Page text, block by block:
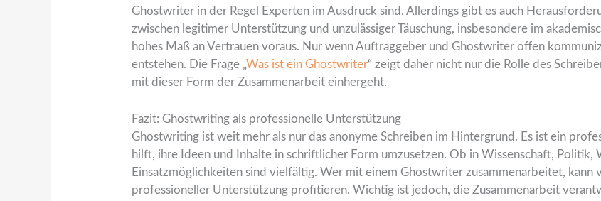
Ghostwriter in der Regel Experten im Ausdruck sind. Allerdings gibt es auch
zwischen legitimer Unterstützung und unzulässiger Täuschung, insbesondere im
hohes Maß an Vertrauen voraus. Nur wenn Auftraggeber und Ghostwriter offen
entstehen. Die Frage „Was ist ein Ghostwriter“ zeigt daher nicht nur die Rolle des
mit dieser Form der Zusammenarbeit einhergeht.
Fazit: Ghostwriting als professionelle Unterstützung
Ghostwriting ist weit mehr als nur das anonyme Schreiben im Hintergrund. Es ist ein
hilft, ihre Ideen und Inhalte in schriftlicher Form umzusetzen. Ob in Wissenschaft,
Einsatzmöglichkeiten sind vielfältig. Wer mit einem Ghostwriter zusammenarbeitet, kann
professioneller Unterstützung profitieren. Wichtig ist jedoch, die Zusammenarbeit